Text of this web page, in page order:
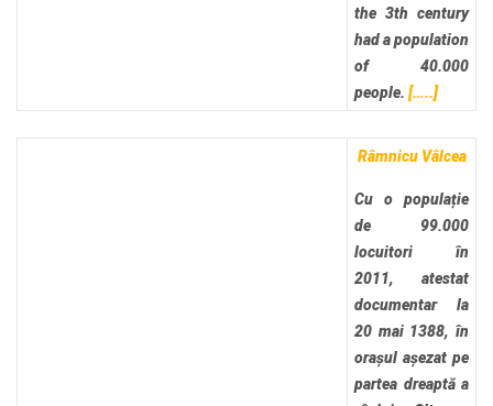
the 3th century
had a population
of 40.000
people. […..]
Râmnicu Vâlcea
Cu o populație
de 99.000
locuitori în
2011, atestat
documentar la
20 mai 1388, în
orașul așezat pe
partea dreaptă a